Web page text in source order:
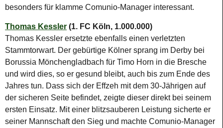
besonders für klamme Comunio-Manager interessant.
Thomas Kessler (1. FC Köln, 1.000.000)
Thomas Kessler ersetzte ebenfalls einen verletzten
Stammtorwart. Der gebürtige Kölner sprang im Derby bei
Borussia Mönchengladbach für Timo Horn in die Bresche
und wird dies, so er gesund bleibt, auch bis zum Ende des
Jahres tun. Dass sich der Effzeh mit dem 30-Jährigen auf
der sicheren Seite befindet, zeigte dieser direkt bei seinem
ersten Einsatz. Mit einer blitzsauberen Leistung sicherte er
seiner Mannschaft den Sieg und machte Comunio-Manager